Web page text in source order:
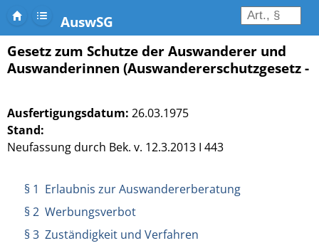
AuswSG
Gesetz zum Schutze der Auswanderer und
Auswanderinnen (Auswandererschutzgesetz -
Ausfertigungsdatum: 26.03.1975
Stand:
Neufassung durch Bek. v. 12.3.2013 I 443
§ 1 Erlaubnis zur Auswandererberatung
§ 2 Werbungsverbot
§ 3 Zuständigkeit und Verfahren